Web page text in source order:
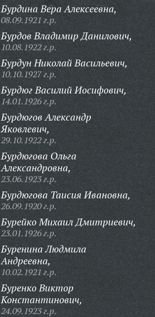
Бурдина Вера Алексеевна,
08.09.1921 г.р.
Бурдов Владимир Данилович,
10.08.1922 г.р.
Бурдун Николай Васильевич,
10.10.1927 г.р.
Бурдюг Василий Иосифович,
14.01.1926 г.р.
Бурдюгов Александр
Яковлевич,
29.10.1922 г.р.
Бурдюгова Ольга
Александровна,
23.06.1923 г.р.
Бурдюгова Таисия Ивановна,
26.09.1920 г.р.
Бурейко Михаил Дмитриевич,
23.01.1926 г.р.
Буренина Людмила
Андреевна,
10.02.1921 г.р.
Буренко Виктор
Константинович,
24.09.1923 г.р.